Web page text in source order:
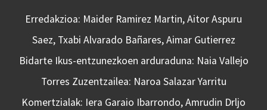
Erredakzioa: Maider Ramirez Martin, Aitor Aspuru
Saez, Txabi Alvarado Bañares, Aimar Gutierrez
Bidarte Ikus-entzunezkoen arduraduna: Naia Vallejo
Torres Zuzentzailea: Naroa Salazar Yarritu
Komertzialak: Iera Garaio Ibarrondo, Amrudin Drljo